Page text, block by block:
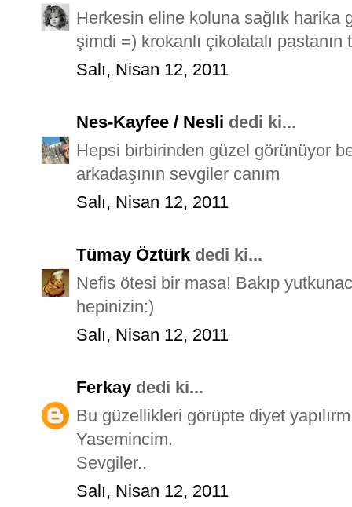
Herkesin eline koluna sağlık harika
şimdi =) krokanlı çikolatalı pastanın
Salı, Nisan 12, 2011
Nes-Kayfee / Nesli dedi ki...
Hepsi birbirinden güzel görünüyor
arkadaşının sevgiler canım
Salı, Nisan 12, 2011
Tümay Öztürk dedi ki...
Nefis ötesi bir masa! Bakıp
hepinizin:)
Salı, Nisan 12, 2011
Ferkay dedi ki...
Bu güzellikleri görüpte diyet
Yasemincim.
Sevgiler..
Salı, Nisan 12, 2011